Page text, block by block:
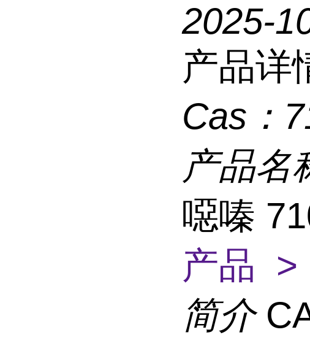
2025-
产品详
Cas：
产品名
噁嗪
产品 >
简介